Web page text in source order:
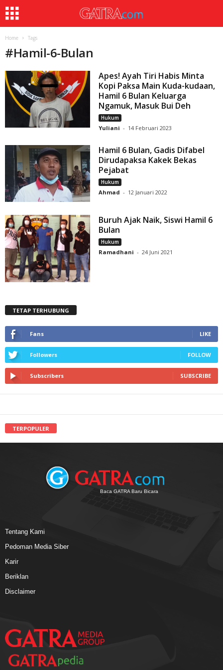
Home Tags
#Hamil-6-Bulan
Apes! Ayah Tiri Habis Minta
Kopi Paksa Main Kuda-kudaan,
Hamil 6 Bulan Keluarga
Ngamuk, Masuk Bui Deh
Hukum
Yuliani - 14 Februari 2023
Hamil 6 Bulan, Gadis Difabel
Dirudapaksa Kakek Bekas
Pejabat
Hukum
Ahmad - 12 Januari 2022
Buruh Ajak Naik, Siswi Hamil 6
Bulan
Hukum
Ramadhani - 24 Juni 2021
TETAP TERHUBUNG
Fans LIKE
Followers FOLLOW
Subscribers SUBSCRIBE
TERPOPULER
Baca GATRA Baru Bicara
Tentang Kami
Pedoman Media Siber
Karir
Beriklan
Disclaimer